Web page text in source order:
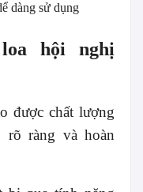
dàng sử dụng
hội nghị
được chất lượng
rõ ràng và hoàn